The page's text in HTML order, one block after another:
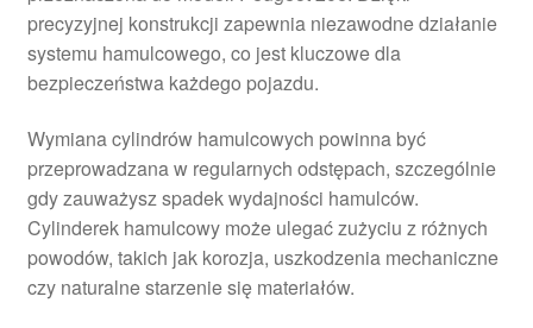
precyzyjnej konstrukcji zapewnia niezawodne działanie
systemu hamulcowego, co jest kluczowe dla
bezpieczeństwa każdego pojazdu.
Wymiana cylindrów hamulcowych powinna być
przeprowadzana w regularnych odstępach, szczególnie
gdy zauważysz spadek wydajności hamulców.
Cylinderek hamulcowy może ulegać zużyciu z różnych
powodów, takich jak korozja, uszkodzenia mechaniczne
czy naturalne starzenie się materiałów.